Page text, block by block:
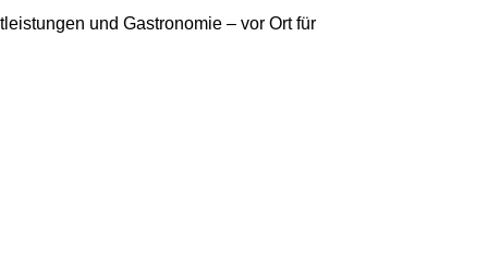
und Gastronomie – vor Ort für